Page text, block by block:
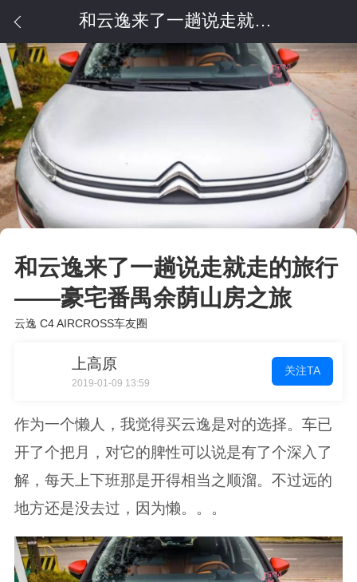
和云逸来了一趟说走就走的旅行——豪宅番禺余荫山房之旅
和云逸来了一趟说走就走的旅行
——豪宅番禺余荫山房之旅
云逸 C4 AIRCROSS车友圈
上高原
2019-01-09 13:59
关注TA
作为一个懒人，我觉得买云逸是对的选择。车已
开了个把月，对它的脾性可以说是有了个深入了
解，每天上下班那是开得相当之顺溜。不过远的
地方还是没去过，因为懒。。。